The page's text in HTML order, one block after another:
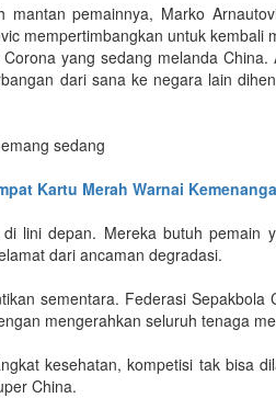
mantan pemainnya, Marko
mempertimbangkan untuk kembali
yang sedang melanda
dari sana ke negara lain
sedang
Kartu Merah Warnai
lini depan. Mereka butuh pemain
dari ancaman degradasi.
sementara. Federasi Sepakbola
mengerahkan seluruh tenaga
kesehatan, kompetisi tak bisa
China.